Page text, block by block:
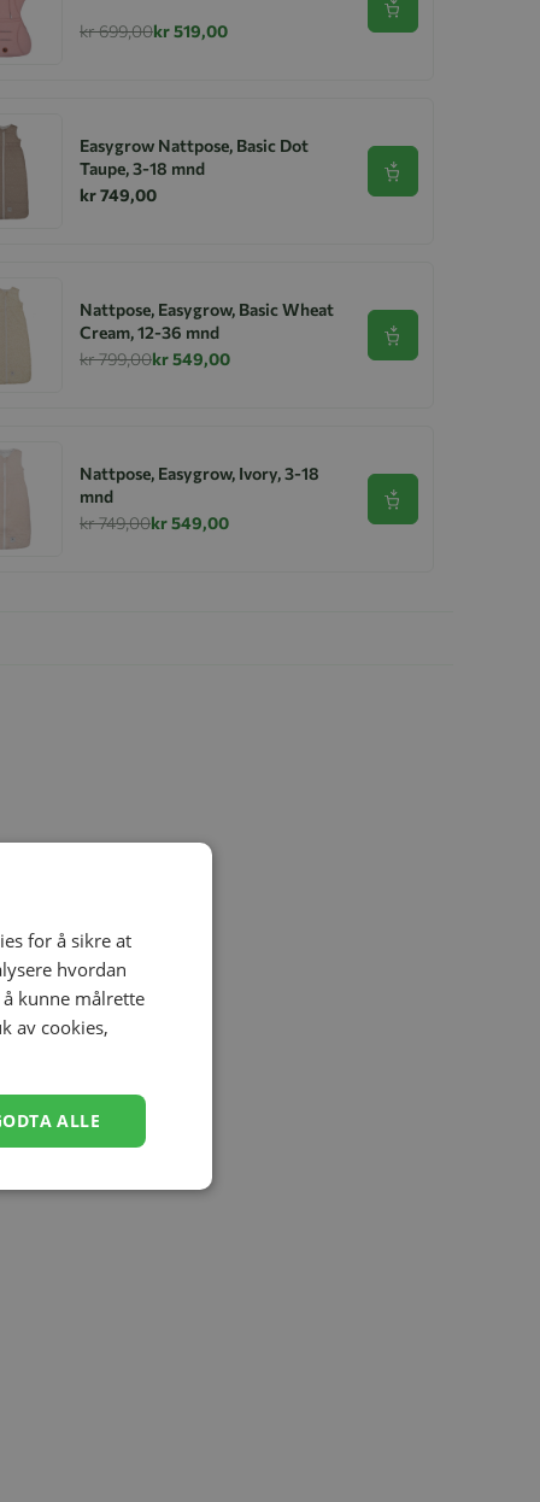
kr 699,00kr 519,00
Se produkt
Easygrow Nattpose, Basic Dot
Taupe, 3-18 mnd
kr 749,00
Se produkt
Nattpose, Easygrow, Basic Wheat
Cream, 12-36 mnd
kr 799,00kr 549,00
Se produkt
Nattpose, Easygrow, Ivory, 3-18
mnd
kr 749,00kr 549,00
Se produkt
for å sikre at
hvordan
kunne målrette
av cookies,
ALLE